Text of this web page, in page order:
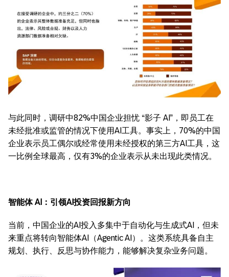
与此同时，调研中82%中国企业担忧 “影子 AI”，即员工在
未经批准或监管的情况下使用AI工具。事实上，70%的中国
企业表示员工偶尔或经常使用未经授权的第三方AI工具，这
一比例全球最高，仅有3%的企业表示从未出现此类情况。
智能体AI ：引领AI投资回报新方向
当前，中国企业的AI投入多集中于自动化与生成式AI，但未
来重点将转向智能体AI（Agentic AI）。这类系统具备自主
规划、执行、反思与协作能力，能够解决复杂业务问题。